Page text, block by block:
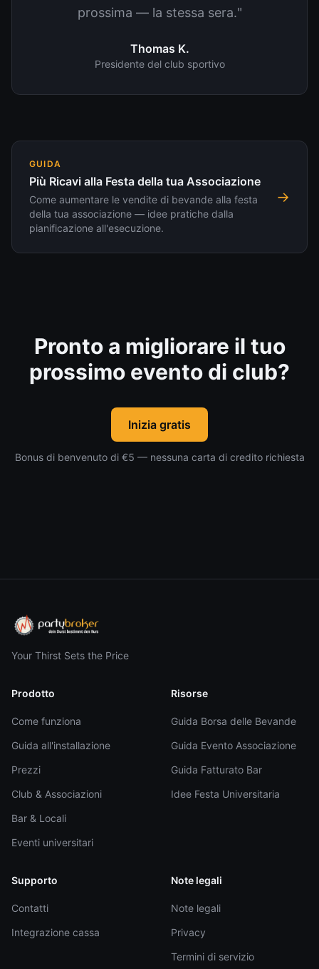
prossima — la stessa sera."
Thomas K.
Presidente del club sportivo
GUIDA
Più Ricavi alla Festa della tua Associazione
Come aumentare le vendite di bevande alla festa
della tua associazione — idee pratiche dalla
pianificazione all'esecuzione.
→
Pronto a migliorare il tuo
prossimo evento di club?
Inizia gratis
Bonus di benvenuto di €5 — nessuna carta di credito richiesta
Your Thirst Sets the Price
Prodotto
Come funziona
Guida all'installazione
Prezzi
Club & Associazioni
Bar & Locali
Eventi universitari
Risorse
Guida Borsa delle Bevande
Guida Evento Associazione
Guida Fatturato Bar
Idee Festa Universitaria
Supporto
Contatti
Integrazione cassa
Note legali
Note legali
Privacy
Termini di servizio